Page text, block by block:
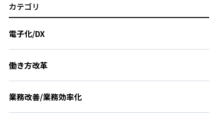
カテゴリ
電子化/DX
働き方改革
業務改善/業務効率化